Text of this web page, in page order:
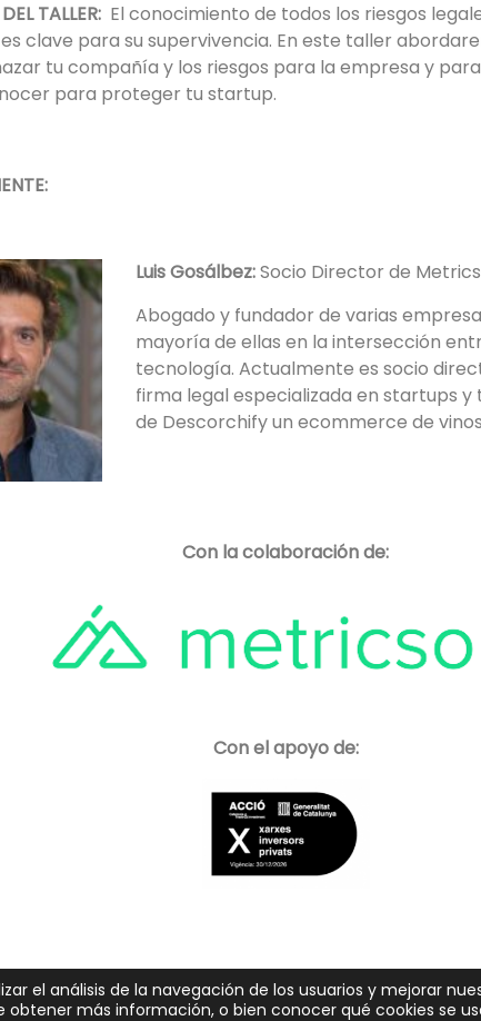
TALLER: El conocimiento de todos los riesgos
clave para su supervivencia. En este taller
tu compañía y los riesgos para la empresa y
para proteger tu startup.
Luis Gosálbez:Socio Director de
Abogado y fundador de varias
mayoría de ellas en la intersección
tecnología. Actualmente es socio
firma legal especializada en startups
de Descorchify un ecommerce de
Con la colaboración de:
Con el apoyo de:
el análisis de la navegación de los usuarios y mejorar
obtener más información, o bien conocer qué cookies se